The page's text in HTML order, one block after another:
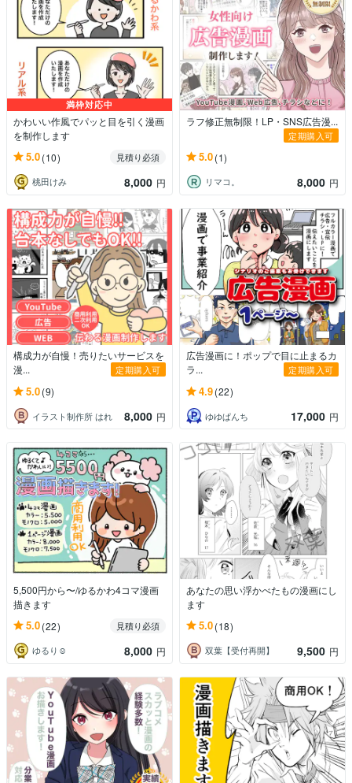
満枠対応中
かわいい作風でパッと目を引く漫画
を制作します
5.0(10)
見積り必須
桃田けみ
8,000 円
ラフ修正無制限！LP・SNS広告漫...
定期購入可
5.0(1)
リマコ。 8,000 円
構成力が自慢！売りたいサービスを
漫...
定期購入可
5.0(9)
イラスト制作所 はれ 8,000 円
広告漫画に！ポップで目に止まるカ
ラ...
定期購入可
4.9(22)
ゆゆぱんち 17,000 円
5,500円から〜/ゆるかわ4コマ漫画
描きます
5.0(22)
見積り必須
ゆるり☺︎
8,000 円
あなたの思い浮かべたもの漫画にし
ます
5.0(18)
双葉【受付再開】 9,500 円